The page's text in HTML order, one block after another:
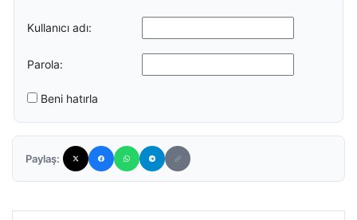
Kullanıcı adı:
Parola:
Beni hatırla
Paylaş: